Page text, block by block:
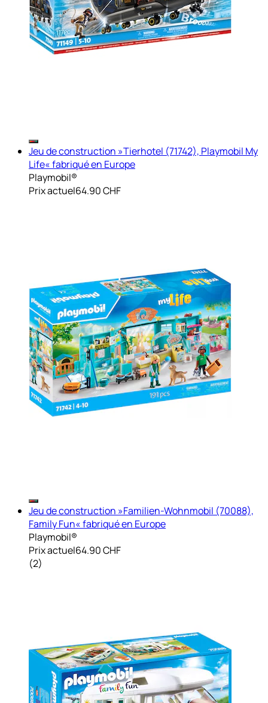
Jeu de construction »Tierhotel (71742), Playmobil My
Life« fabriqué en Europe
Playmobil®
Prix actuel64.90 CHF
Jeu de construction »Familien-Wohnmobil (70088),
Family Fun« fabriqué en Europe
Playmobil®
Prix actuel64.90 CHF
(2)